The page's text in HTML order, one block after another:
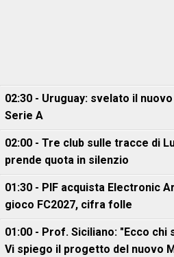
02:30 - Uruguay: svelato il
Serie A
02:00 - Tre club sulle tracce di
prende quota in silenzio
01:30 - PIF acquista Electronic
gioco FC2027, cifra folle
01:00 - Prof. Siciliano: "Ecco chi
Vi spiego il progetto del nuovo